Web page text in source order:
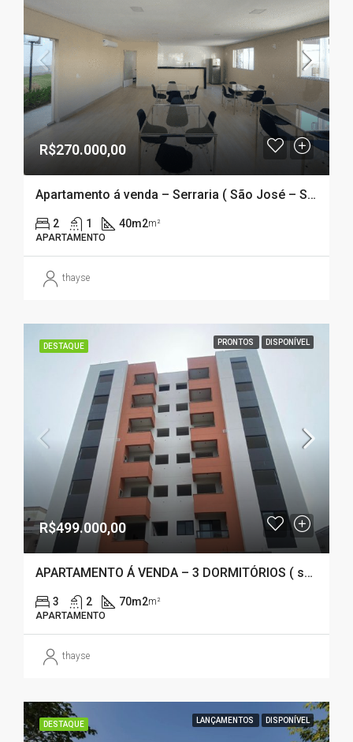
R$270.000,00
Apartamento á venda – Serraria ( São José – SC)
2 1 40m2m²
APARTAMENTO
thayse
DESTAQUE PRONTOS DISPONÍVEL
R$499.000,00
APARTAMENTO Á VENDA – 3 DORMITÓRIOS ( suíte) NOVA PALHOÇA – SC
3 2 70m2m²
APARTAMENTO
thayse
DESTAQUE LANÇAMENTOS DISPONÍVEL